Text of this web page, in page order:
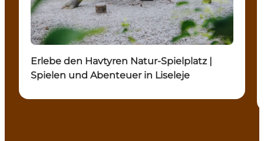
Erlebe den Havtyren Natur-Spielplatz |
Spielen und Abenteuer in Liseleje